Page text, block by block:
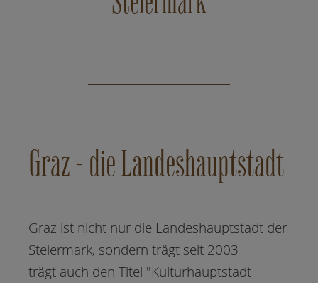
Graz - die Landeshauptstadt
Graz ist nicht nur die Landeshauptstadt der
Steiermark, sondern trägt seit 2003
trägt auch den Titel "Kulturhauptstadt